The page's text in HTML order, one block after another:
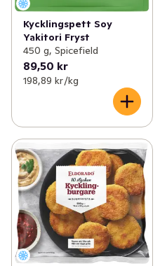
Kycklingspett Soy
Yakitori Fryst
450 g, Spicefield
89,50 kr
198,89 kr /kg